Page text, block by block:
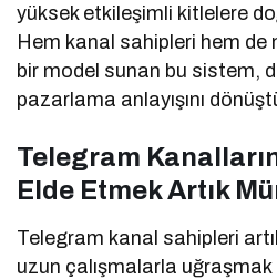
yüksek etkileşimli kitlelere
Hem kanal sahipleri hem de
bir model sunan bu sistem,
pazarlama anlayışını
Telegram
Elde Etmek Artık
Telegram kanal sahipleri
uzun çalışmalarla